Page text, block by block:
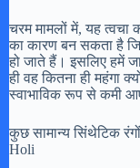
चरम मामलों में, यह त्वचा
का कारण बन सकता है
हो जाते हैं। इसलिए हमें
ही वह कितना ही महंगा
स्वाभाविक रूप से कमी
कुछ सामान्य सिंथेटिक
Holi